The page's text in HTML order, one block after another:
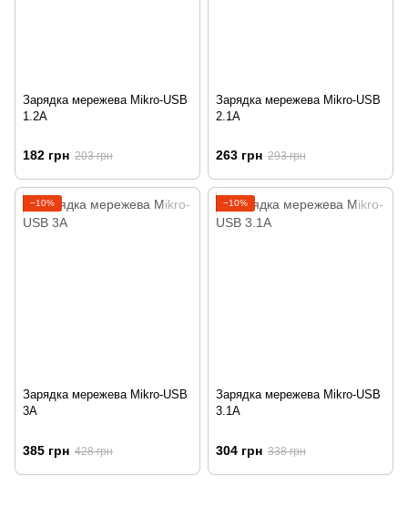
Зарядка мережева Mikro-USB
1.2A
182 грн 203 грн
Зарядка мережева Mikro-USB
2.1A
263 грн 293 грн
−10%
Зарядка мережева Mikro-USB
3A
385 грн 428 грн
−10%
Зарядка мережева Mikro-USB
3.1A
304 грн 338 грн